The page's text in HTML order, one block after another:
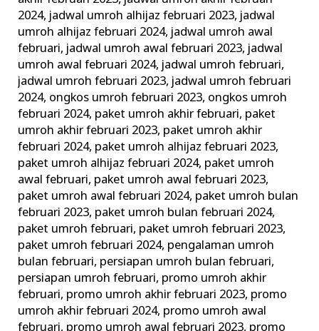
2024, jadwal umroh alhijaz februari 2023, jadwal
umroh alhijaz februari 2024, jadwal umroh awal
februari, jadwal umroh awal februari 2023, jadwal
umroh awal februari 2024, jadwal umroh februari,
jadwal umroh februari 2023, jadwal umroh februari
2024, ongkos umroh februari 2023, ongkos umroh
februari 2024, paket umroh akhir februari, paket
umroh akhir februari 2023, paket umroh akhir
februari 2024, paket umroh alhijaz februari 2023,
paket umroh alhijaz februari 2024, paket umroh
awal februari, paket umroh awal februari 2023,
paket umroh awal februari 2024, paket umroh bulan
februari 2023, paket umroh bulan februari 2024,
paket umroh februari, paket umroh februari 2023,
paket umroh februari 2024, pengalaman umroh
bulan februari, persiapan umroh bulan februari,
persiapan umroh februari, promo umroh akhir
februari, promo umroh akhir februari 2023, promo
umroh akhir februari 2024, promo umroh awal
februari, promo umroh awal februari 2023, promo